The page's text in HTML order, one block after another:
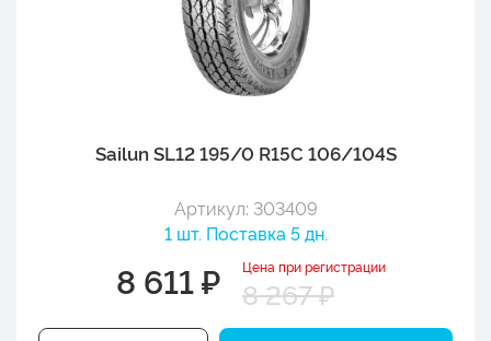
Sailun SL12 195/0 R15C 106/104S
Артикул: 303409
1 шт. Поставка 5 дн.
8 611 ₽ Цена при регистрации
8 267 ₽